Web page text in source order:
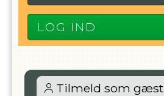
LOG IND
Tilmeld som gæst